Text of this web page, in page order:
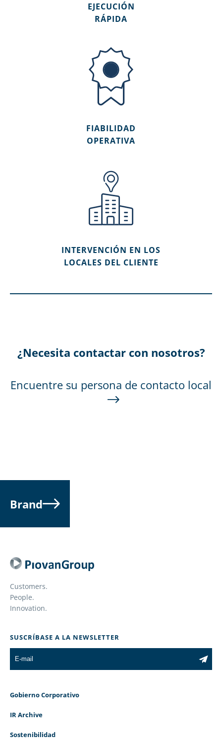
EJECUCIÓN
RÁPIDA
FIABILIDAD
OPERATIVA
INTERVENCIÓN EN LOS
LOCALES DEL CLIENTE
¿Necesita contactar con nosotros?
Encuentre su persona de contacto local
Brand
Customers.
People.
Innovation.
SUSCRÍBASE A LA NEWSLETTER
Gobierno Corporativo
IR Archive
Sostenibilidad